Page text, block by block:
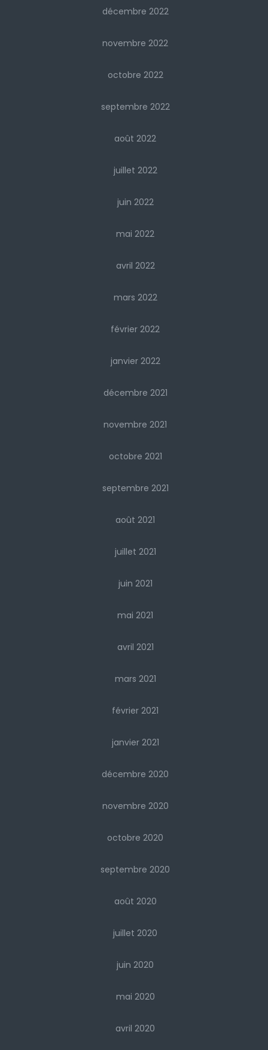
décembre 2022
novembre 2022
octobre 2022
septembre 2022
août 2022
juillet 2022
juin 2022
mai 2022
avril 2022
mars 2022
février 2022
janvier 2022
décembre 2021
novembre 2021
octobre 2021
septembre 2021
août 2021
juillet 2021
juin 2021
mai 2021
avril 2021
mars 2021
février 2021
janvier 2021
décembre 2020
novembre 2020
octobre 2020
septembre 2020
août 2020
juillet 2020
juin 2020
mai 2020
avril 2020